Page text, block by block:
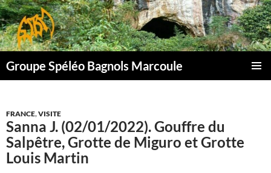
Aller
au
contenu
Groupe Spéléo Bagnols Marcoule
FRANCE,VISITE
Sanna J. (02/01/2022). Gouffre du
Salpêtre, Grotte de Miguro et Grotte
Louis Martin